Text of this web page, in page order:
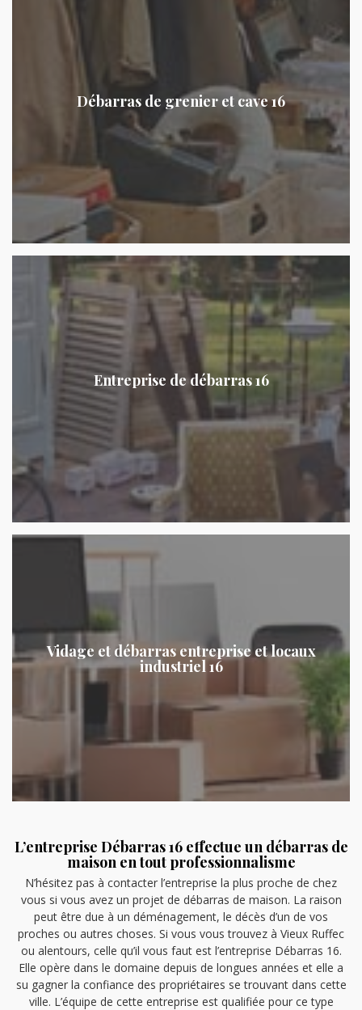
Débarras de grenier et cave 16
Entreprise de débarras 16
Vidage et débarras entreprise et locaux
industriel 16
L’entreprise Débarras 16 effectue un débarras de
maison en tout professionnalisme
N’hésitez pas à contacter l’entreprise la plus proche de chez
vous si vous avez un projet de débarras de maison. La raison
peut être due à un déménagement, le décès d’un de vos
proches ou autres choses. Si vous vous trouvez à Vieux Ruffec
ou alentours, celle qu’il vous faut est l’entreprise Débarras 16.
Elle opère dans le domaine depuis de longues années et elle a
su gagner la confiance des propriétaires se trouvant dans cette
ville. L’équipe de cette entreprise est qualifiée pour ce type